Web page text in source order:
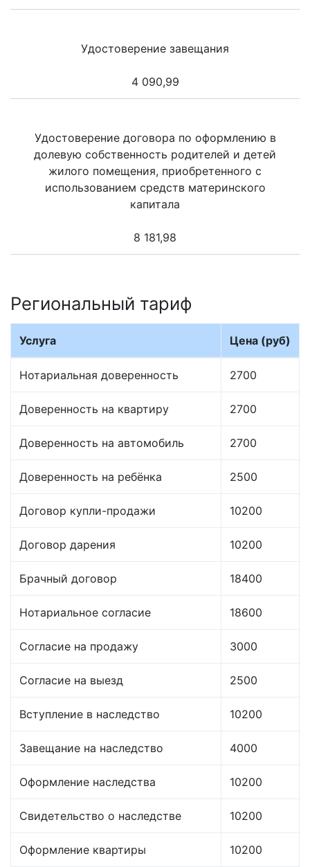
Удостоверение завещания
4 090,99
Удостоверение договора по оформлению в
долевую собственность родителей и детей
жилого помещения, приобретенного с
использованием средств материнского
капитала
8 181,98
Региональный тариф
Услуга Цена (руб)
Нотариальная доверенность 2700
Доверенность на квартиру 2700
Доверенность на автомобиль 2700
Доверенность на ребёнка 2500
Договор купли-продажи 10200
Договор дарения 10200
Брачный договор 18400
Нотариальное согласие 18600
Согласие на продажу 3000
Согласие на выезд 2500
Вступление в наследство 10200
Завещание на наследство 4000
Оформление наследства 10200
Свидетельство о наследстве 10200
Оформление квартиры 10200